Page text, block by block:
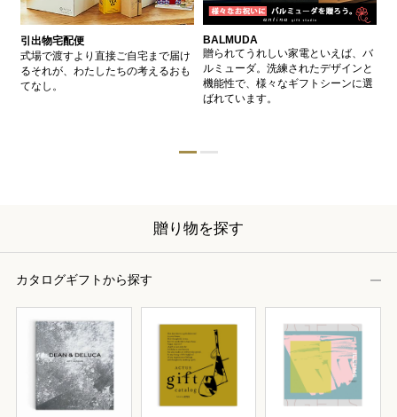
引出物宅配便
式場で渡すより直接ご自宅まで届け
るそれが、わたしたちの考えるおも
てなし。
BALMUDA
贈られてうれしい家電といえば、バ
ルミューダ。洗練されたデザインと
機能性で、様々なギフトシーンに選
ばれています。
贈り物を探す
カタログギフトから探す